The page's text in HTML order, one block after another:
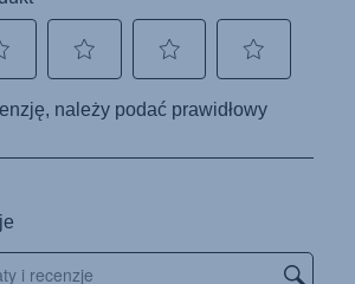
(Eesti keel)
(Ελληνική γλώσσα)
(Magyar nyelv)
(Lietuvių kalba)